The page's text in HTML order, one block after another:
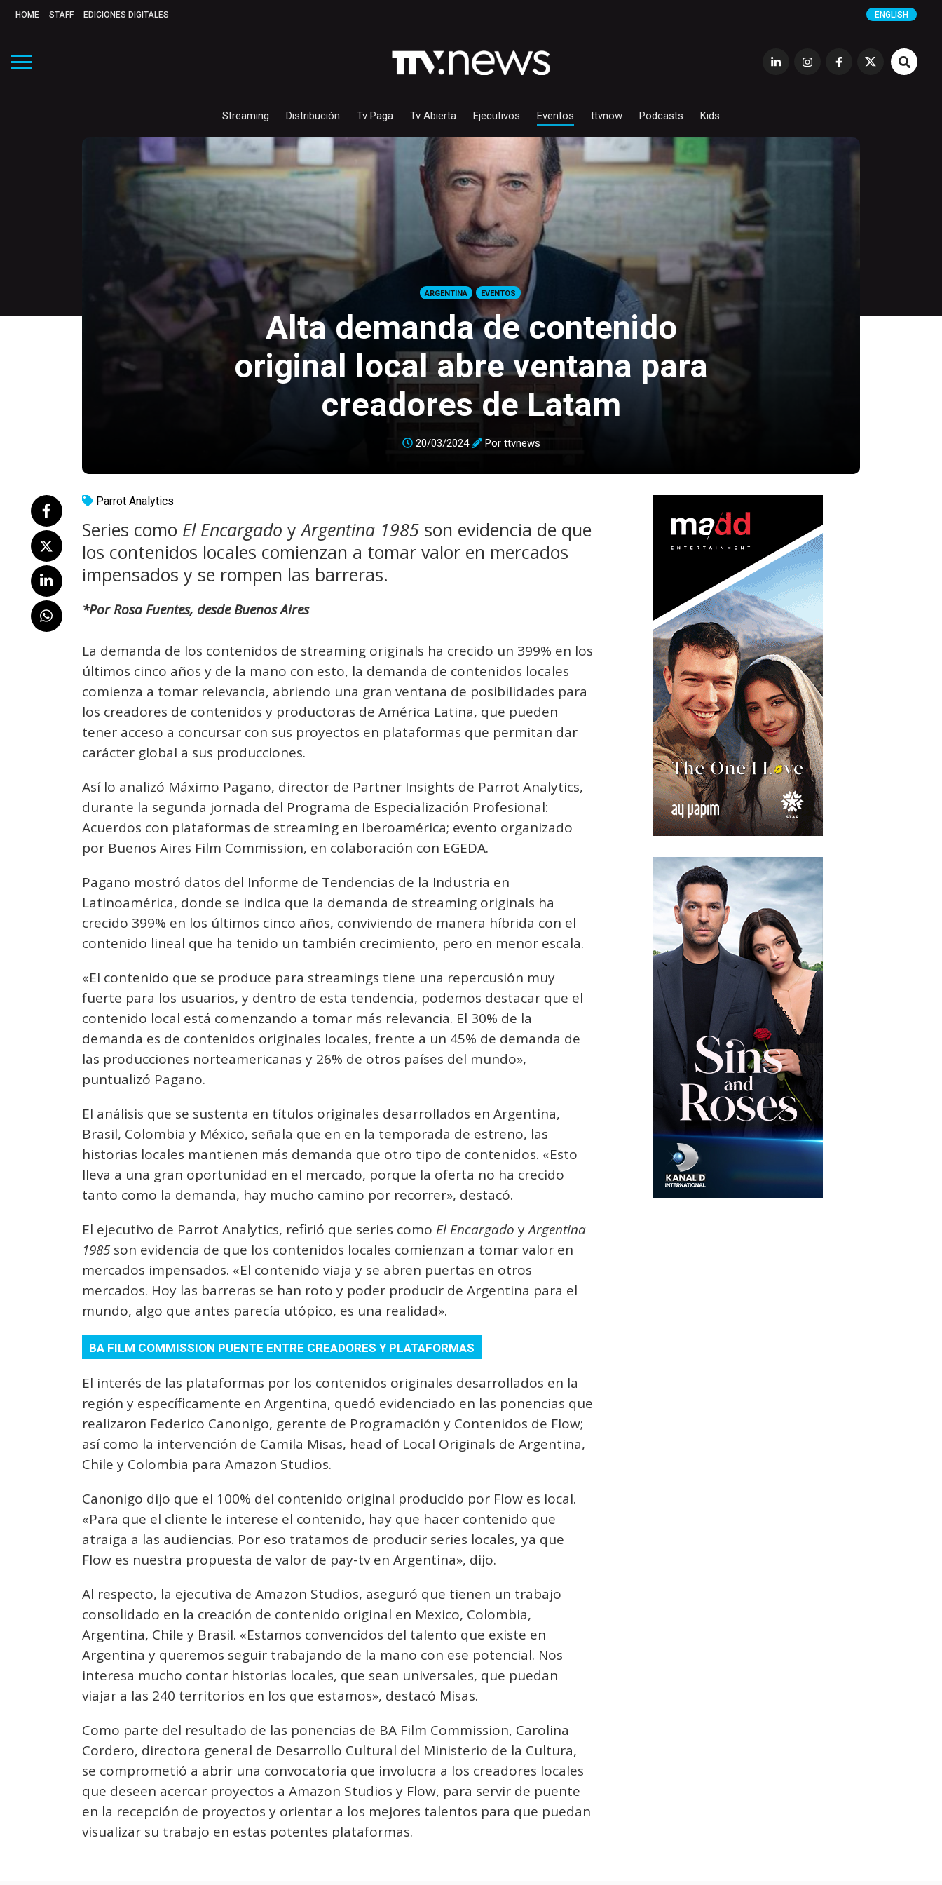
HOME STAFF EDICIONES DIGITALES ENGLISH
Streaming Distribución Tv Paga Tv Abierta Ejecutivos Eventos ttvnow Podcasts Kids
ARGENTINA EVENTOS
Alta demanda de contenido
original local abre ventana para
creadores de Latam
20/03/2024 Por ttvnews
Parrot Analytics
Series como El Encargado yArgentina 1985 son evidencia de que
los contenidos locales comienzan a tomar valor en mercados
impensados y se rompen las barreras.
*Por Rosa Fuentes, desde Buenos Aires
La demanda de los contenidos de streaming originals ha crecido un 399% en los
últimos cinco años y de la mano con esto, la demanda de contenidos locales
comienza a tomar relevancia, abriendo una gran ventana de posibilidades para
los creadores de contenidos y productoras de América Latina, que pueden
tener acceso a concursar con sus proyectos en plataformas que permitan dar
carácter global a sus producciones.
Así lo analizó Máximo Pagano, director de Partner Insights de Parrot Analytics,
durante la segunda jornada del Programa de Especialización Profesional:
Acuerdos con plataformas de streaming en Iberoamérica; evento organizado
por Buenos Aires Film Commission, en colaboración con EGEDA.
Pagano mostró datos del Informe de Tendencias de la Industria en
Latinoamérica, donde se indica que la demanda de streaming originals ha
crecido 399% en los últimos cinco años, conviviendo de manera híbrida con el
contenido lineal que ha tenido un también crecimiento, pero en menor escala.
«El contenido que se produce para streamings tiene una repercusión muy
fuerte para los usuarios, y dentro de esta tendencia, podemos destacar que el
contenido local está comenzando a tomar más relevancia. El 30% de la
demanda es de contenidos originales locales, frente a un 45% de demanda de
las producciones norteamericanas y 26% de otros países del mundo»,
puntualizó Pagano.
El análisis que se sustenta en títulos originales desarrollados en Argentina,
Brasil, Colombia y México, señala que en en la temporada de estreno, las
historias locales mantienen más demanda que otro tipo de contenidos. «Esto
lleva a una gran oportunidad en el mercado, porque la oferta no ha crecido
tanto como la demanda, hay mucho camino por recorrer», destacó.
El ejecutivo de Parrot Analytics, refirió que series como El Encargado yArgentina
1985 son evidencia de que los contenidos locales comienzan a tomar valor en
mercados impensados. «El contenido viaja y se abren puertas en otros
mercados. Hoy las barreras se han roto y poder producir de Argentina para el
mundo, algo que antes parecía utópico, es una realidad».
BA FILM COMMISSION PUENTE ENTRE CREADORES Y PLATAFORMAS
El interés de las plataformas por los contenidos originales desarrollados en la
región y específicamente en Argentina, quedó evidenciado en las ponencias que
realizaron Federico Canonigo, gerente de Programación y Contenidos de Flow;
así como la intervención de Camila Misas, head of Local Originals de Argentina,
Chile y Colombia para Amazon Studios.
Canonigo dijo que el 100% del contenido original producido por Flow es local.
«Para que el cliente le interese el contenido, hay que hacer contenido que
atraiga a las audiencias. Por eso tratamos de producir series locales, ya que
Flow es nuestra propuesta de valor de pay-tv en Argentina», dijo.
Al respecto, la ejecutiva de Amazon Studios, aseguró que tienen un trabajo
consolidado en la creación de contenido original en Mexico, Colombia,
Argentina, Chile y Brasil. «Estamos convencidos del talento que existe en
Argentina y queremos seguir trabajando de la mano con ese potencial. Nos
interesa mucho contar historias locales, que sean universales, que puedan
viajar a las 240 territorios en los que estamos», destacó Misas.
Como parte del resultado de las ponencias de BA Film Commission, Carolina
Cordero, directora general de Desarrollo Cultural del Ministerio de la Cultura,
se comprometió a abrir una convocatoria que involucra a los creadores locales
que deseen acercar proyectos a Amazon Studios y Flow, para servir de puente
en la recepción de proyectos y orientar a los mejores talentos para que puedan
visualizar su trabajo en estas potentes plataformas.